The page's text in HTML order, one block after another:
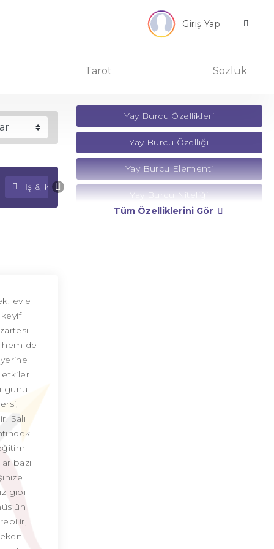
Giriş Yap
Tarot Sözlük
İş & Kariyer Falı Para Falı
evle
hem de
etkiler
günü,
Salı
bazı
gibi
Yay Burcu Özellikleri
Yay Burcu Özelliği
Yay Burcu Elementi
Yay Burcu Niteliği
Tüm Özelliklerini Gör